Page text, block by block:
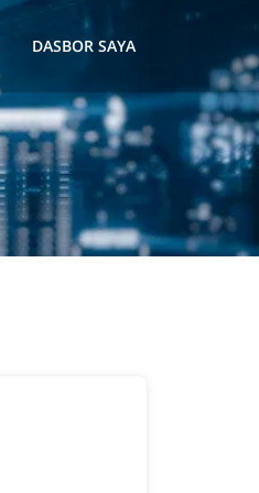
DASBOR SAYA